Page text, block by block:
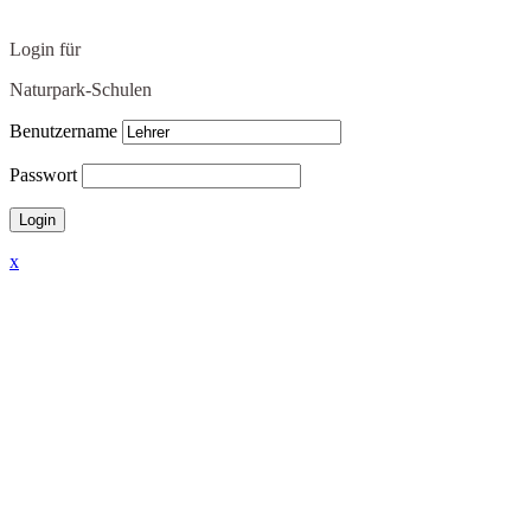
Login für
Naturpark-Schulen
Benutzername
Passwort
x